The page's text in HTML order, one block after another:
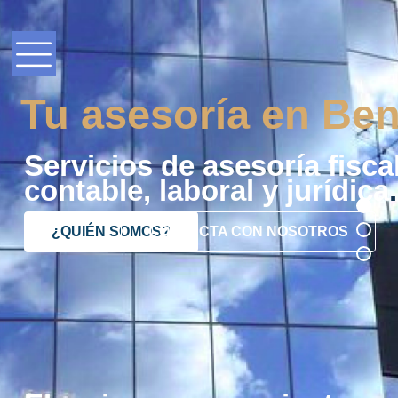
Tu asesoría en
Servicios de asesoría
contable, laboral y jurídica.
¿QUIÉN SOMOS?CONTACTA CON NOSOTROS